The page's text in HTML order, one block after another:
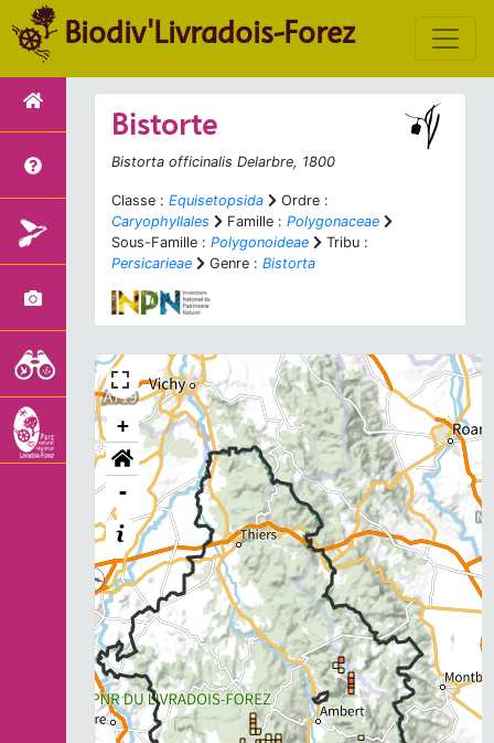
Biodiv'Livradois-Forez
Bistorte
Bistorta officinalis Delarbre, 1800
Classe : Equisetopsida
Ordre :
Caryophyllales
Famille : Polygonaceae
Sous-Famille : Polygonoideae
Tribu :
Persicarieae
Genre : Bistorta
+
-